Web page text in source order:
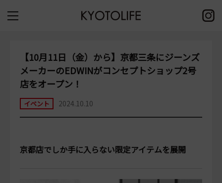
【10月11日（金）から】京都三条にジーンズ
メーカーのEDWINがコンセプトショップ2号
店をオープン！
イベント 2024.10.10
京都店でしか手に入らない限定アイテムを展開